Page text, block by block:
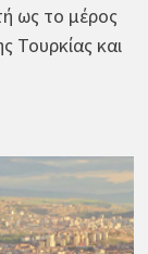
ως το μέρος
Τουρκίας και